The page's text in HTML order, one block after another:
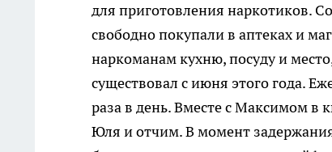
для приготовления наркотиков.
свободно покупали в аптеках и
наркоманам кухню, посуду и
существовал с июня этого года.
раза в день. Вместе с Максимом в
Юля и отчим. В момент